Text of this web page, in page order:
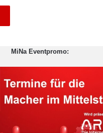
MiNa Eventpromo: